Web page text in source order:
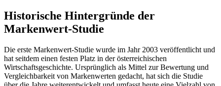
Historische Hintergründe der
Markenwert-Studie
Die erste Markenwert-Studie wurde im Jahr 2003 veröffentlicht und
hat seitdem einen festen Platz in der österreichischen
Wirtschaftsgeschichte. Ursprünglich als Mittel zur Bewertung und
Vergleichbarkeit von Markenwerten gedacht, hat sich die Studie